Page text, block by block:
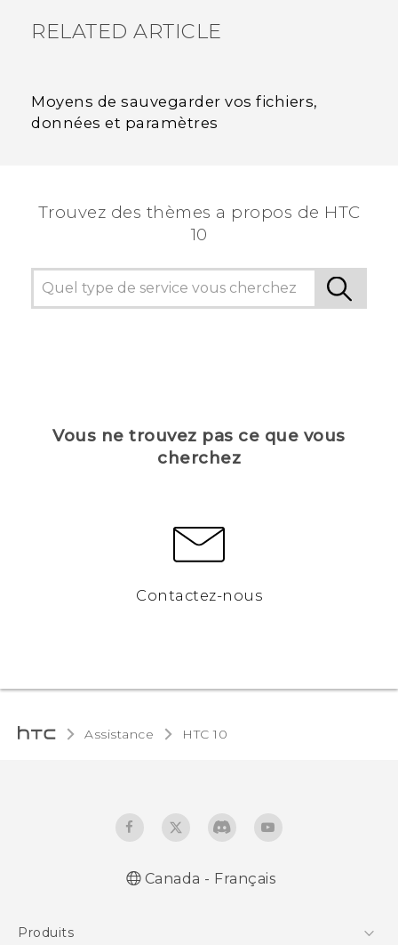
RELATED ARTICLE
Moyens de sauvegarder vos fichiers,
données et paramètres
Trouvez des thèmes a propos de HTC
10
Vous ne trouvez pas ce que vous
cherchez
Contactez-nous
Assistance HTC 10‎
Canada - Français
Produits